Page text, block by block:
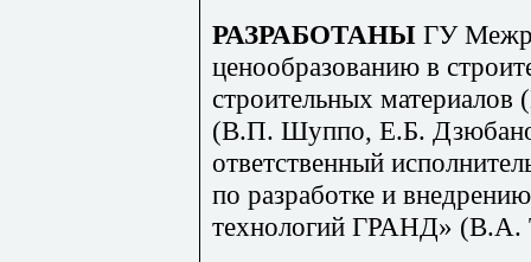
РАЗРАБОТАНЫ ГУ
ценообразованию в
строительных
(В.П. Шуппо, Е.Б. Д
ответственный
по разработке и
технологий ГРАНД» (В.А.